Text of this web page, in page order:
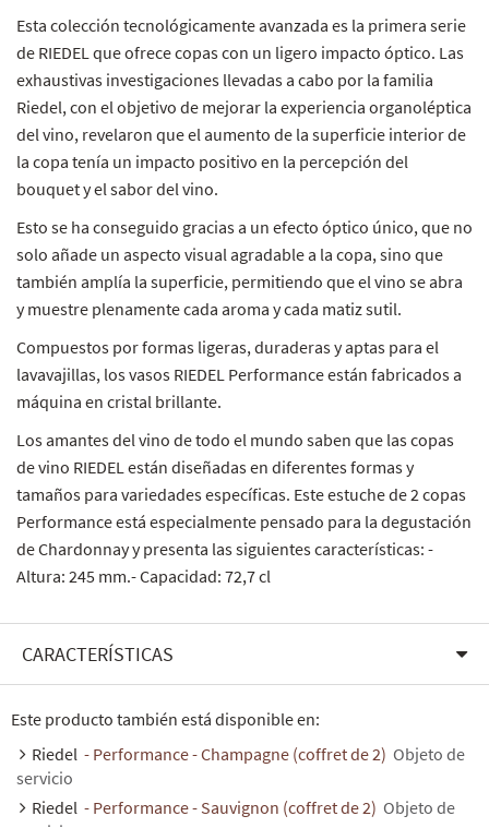
Esta colección tecnológicamente avanzada es la primera serie
de RIEDEL que ofrece copas con un ligero impacto óptico. Las
exhaustivas investigaciones llevadas a cabo por la familia
Riedel, con el objetivo de mejorar la experiencia organoléptica
del vino, revelaron que el aumento de la superficie interior de
la copa tenía un impacto positivo en la percepción del
bouquet y el sabor del vino.
Esto se ha conseguido gracias a un efecto óptico único, que no
solo añade un aspecto visual agradable a la copa, sino que
también amplía la superficie, permitiendo que el vino se abra
y muestre plenamente cada aroma y cada matiz sutil.
Compuestos por formas ligeras, duraderas y aptas para el
lavavajillas, los vasos RIEDEL Performance están fabricados a
máquina en cristal brillante.
Los amantes del vino de todo el mundo saben que las copas
de vino RIEDEL están diseñadas en diferentes formas y
tamaños para variedades específicas. Este estuche de 2 copas
Performance está especialmente pensado para la degustación
de Chardonnay y presenta las siguientes características: -
Altura: 245 mm.- Capacidad: 72,7 cl
CARACTERÍSTICAS
Este producto también está disponible en:
Riedel - Performance - Champagne (coffret de 2) Objeto de
servicio
Riedel - Performance - Sauvignon (coffret de 2) Objeto de